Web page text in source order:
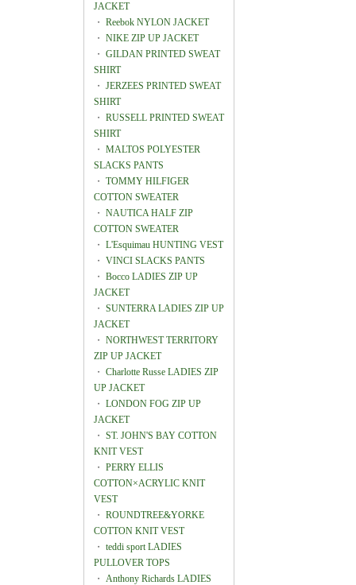
JACKET
・ Reebok NYLON JACKET
・ NIKE ZIP UP JACKET
・ GILDAN PRINTED SWEAT
SHIRT
・ JERZEES PRINTED SWEAT
SHIRT
・ RUSSELL PRINTED SWEAT
SHIRT
・ MALTOS POLYESTER
SLACKS PANTS
・ TOMMY HILFIGER
COTTON SWEATER
・ NAUTICA HALF ZIP
COTTON SWEATER
・ L'Esquimau HUNTING VEST
・ VINCI SLACKS PANTS
・ Bocco LADIES ZIP UP
JACKET
・ SUNTERRA LADIES ZIP UP
JACKET
・ NORTHWEST TERRITORY
ZIP UP JACKET
・ Charlotte Russe LADIES ZIP
UP JACKET
・ LONDON FOG ZIP UP
JACKET
・ ST. JOHN'S BAY COTTON
KNIT VEST
・ PERRY ELLIS
COTTON×ACRYLIC KNIT
VEST
・ ROUNDTREE&YORKE
COTTON KNIT VEST
・ teddi sport LADIES
PULLOVER TOPS
・ Anthony Richards LADIES